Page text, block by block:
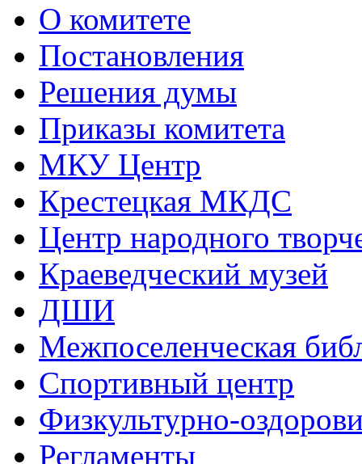
О комитете
Постановления
Решения думы
Приказы комитета
МКУ Центр
Крестецкая МКДС
Центр народного
Краеведческий музей
ДШИ
Межпоселенческая
Спортивный центр
Физкультурно-
Регламенты